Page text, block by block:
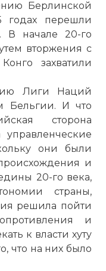
Берлинской
годах перешли
В начале 20-го
вторжения с
захватили
Лиги Наций
Бельгии. И что
сторона
они были
и
20-го века,
страны,
решила пойти
и
к власти хуту
что на них было